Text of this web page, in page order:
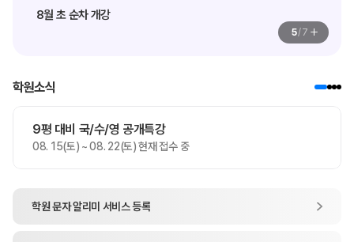
8월 초 순차 개강
5/7 +
학원소식
9평 대비 국/수/영 공개특강
08. 15(토) ~ 08. 22(토) 현재 접수 중
학원 문자 알리미 서비스 등록